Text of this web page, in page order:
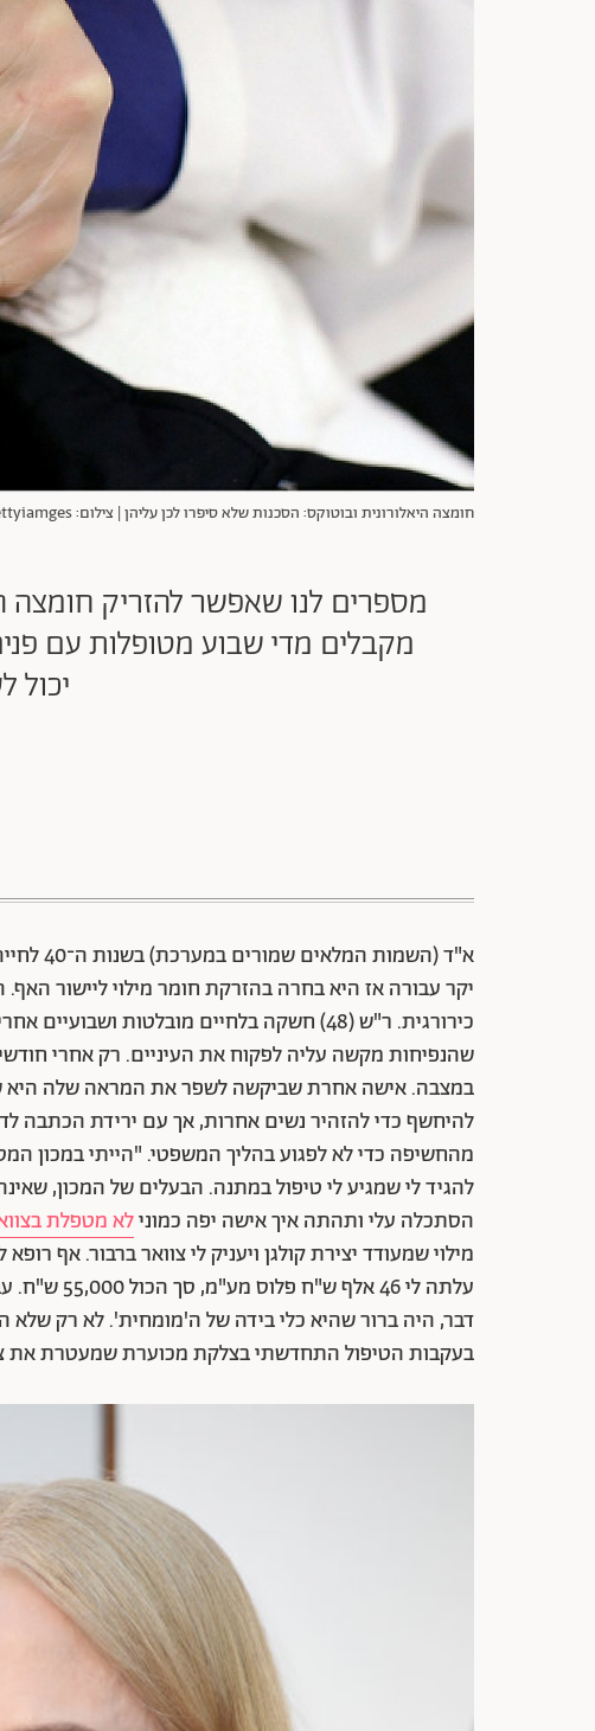
חומצה היאלורונית ובוטוקס: הסכנות שלא סיפרו לכן עליהן | צילום: Gettyiamges
מספרים לנו שאפשר להזריק חומצה
מקבלים מדי שבוע מטופלות עם
יכול
א"ד
יקר עבורה אז היא בחרה בהזרקת חומר מילוי ליישור
כירורגית. ר"ש (48) חשקה בלחיים מובלטות
שהנפיחות מקשה עליה לפקוח את העיניים. רק אחרי
להיחשף כדי להזהיר נשים אחרות, אך עם ירידת הכתבה
מהחשיפה כדי לא לפגוע בהליך המשפטי. "הייתי במכון
להגיד לי שמגיע לי טיפול במתנה. הבעלים של המכון,
הסתכלה עלי ותהתה איך אישה יפה כמונילא מטפלת
מילוי שמעודד יצירת קולגן ויעניק לי צוואר ברבור. אף
עלתה לי 46
דבר, היה ברור שהיא כלי בידה של ה'מומחית'. לא רק
בעקבות הטיפול התחדשתי בצלקת מכוערת שמעטרת את